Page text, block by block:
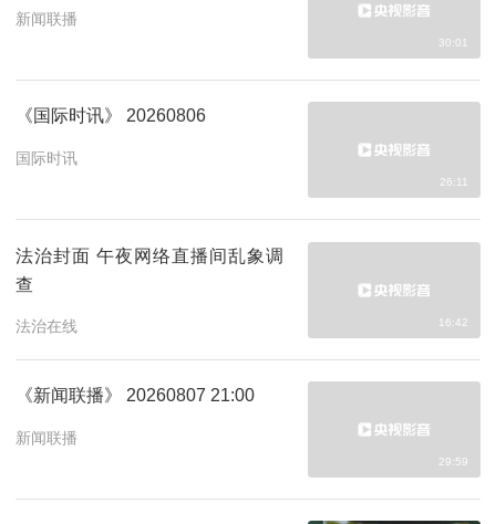
新闻联播
30:01
《国际时讯》 20260806
国际时讯
26:11
法治封面 午夜网络直播间乱象调
查
法治在线 16:42
《新闻联播》 20260807 21:00
新闻联播
29:59